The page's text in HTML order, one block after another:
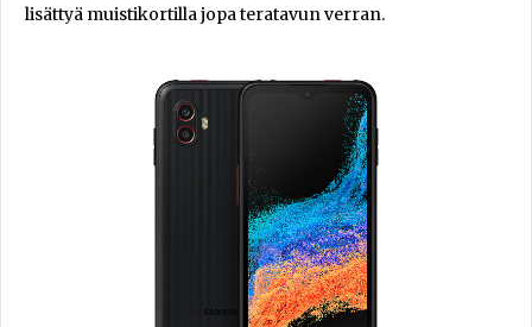
lisättyä muistikortilla jopa teratavun verran.